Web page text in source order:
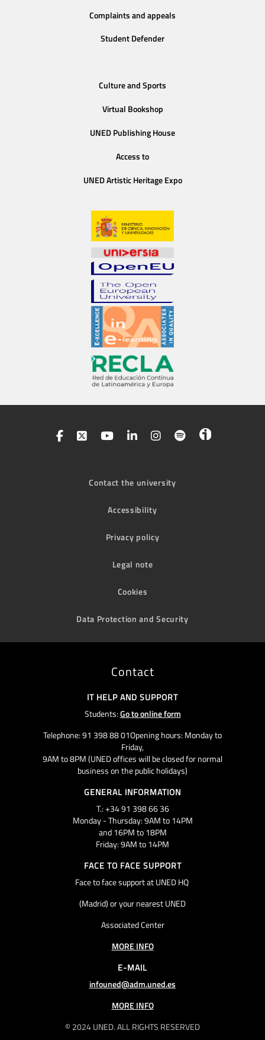
Complaints and appeals
Student Defender
Culture and Sports
Virtual Bookshop
UNED Publishing House
Access to
UNED Artistic Heritage Expo
Contact the university
Accessibility
Privacy policy
Legal note
Cookies
Data Protection and Security
© 2024 UNED. ALL RIGHTS RESERVED
Contact
IT HELP AND SUPPORT
Students:Go to online form
Telephone: 91 398 88 01Opening hours: Monday to
Friday,
9AM to 8PM (UNED offices will be closed for normal
business on the public holidays)
GENERAL INFORMATION
T.: +34 91 398 66 36
Monday - Thursday: 9AM to 14PM
and 16PM to 18PM
Friday: 9AM to 14PM
FACE TO FACE SUPPORT
Face to face support at UNED HQ
(Madrid) or your nearest UNED
Associated Center
MORE INFO
E-MAIL
infouned@adm.uned.es
MORE INFO